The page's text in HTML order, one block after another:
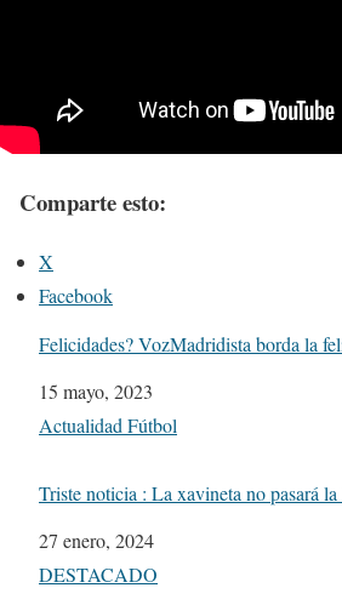
Comparte esto:
X
Facebook
Felicidades? VozMadridista borda la
Fecha
15 mayo, 2023
Respecto a
Actualidad Fútbol
Triste noticia : La xavineta no pasará
Fecha
27 enero, 2024
Respecto a
DESTACADO